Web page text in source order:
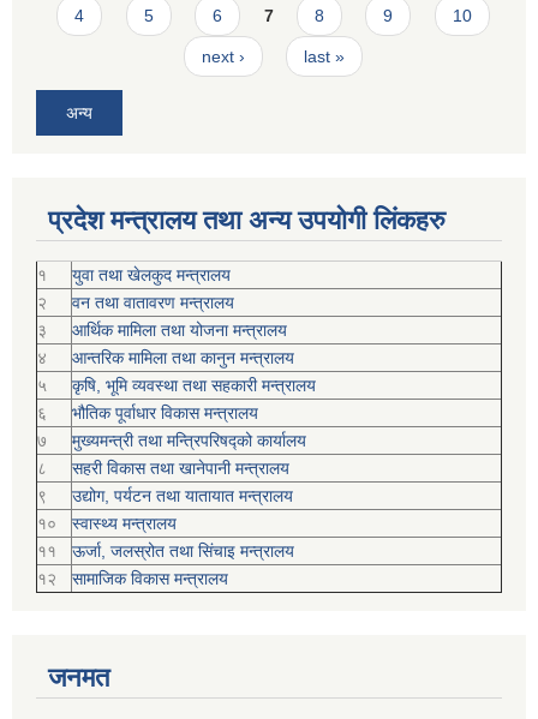
4 5 6 7 8 9 10
next › last »
अन्य
प्रदेश मन्त्रालय तथा अन्य उपयोगी लिंकहरु
१
युवा तथा खेलकुद मन्त्रालय
२
वन तथा वातावरण मन्त्रालय
३
आर्थिक मामिला तथा योजना मन्त्रालय
४
आन्तरिक मामिला तथा कानुन मन्त्रालय
५
कृषि, भूमि व्यवस्था तथा सहकारी मन्त्रालय
६
भौतिक पूर्वाधार विकास मन्त्रालय
७
मुख्यमन्त्री तथा मन्त्रिपरिषद्को कार्यालय
८
सहरी विकास तथा खानेपानी मन्त्रालय
९
उद्योग, पर्यटन तथा यातायात मन्त्रालय
१०
स्वास्थ्य मन्त्रालय
११
ऊर्जा, जलस्रोत तथा सिंचाइ मन्त्रालय
१२
सामाजिक विकास मन्‍‍त्रालय
जनमत